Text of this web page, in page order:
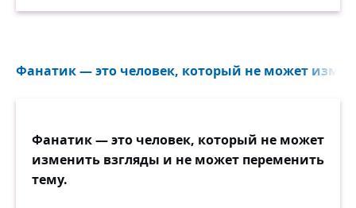
Фанатик — это человек, который не может
Фанатик — это человек, который не может
изменить взгляды и не может переменить
тему.